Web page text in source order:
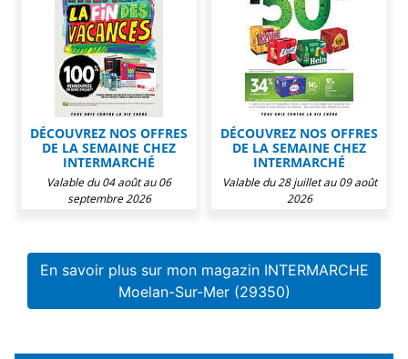
DÉCOUVREZ NOS OFFRES
DE LA SEMAINE CHEZ
INTERMARCHÉ
Valable du 04 août au 06
septembre 2026
DÉCOUVREZ NOS OFFRES
DE LA SEMAINE CHEZ
INTERMARCHÉ
Valable du 28 juillet au 09 août
2026
En savoir plus sur mon magazin INTERMARCHE
Moelan-Sur-Mer (29350)